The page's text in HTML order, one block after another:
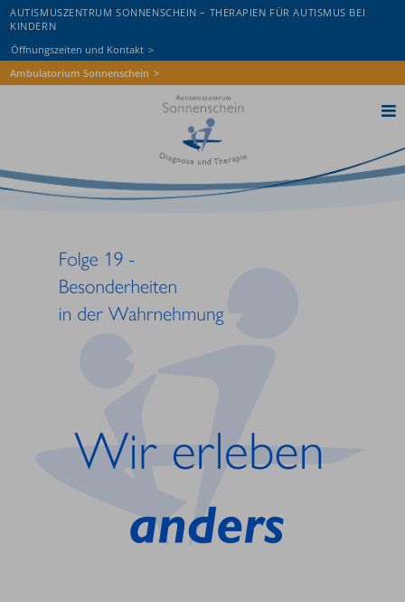
AUTISMUSZENTRUM SONNENSCHEIN – THERAPIEN FÜR AUTISMUS BEI
KINDERN
Öffnungszeiten und Kontakt
Ambulatorium Sonnenschein
AZS St. Pölten
Autismus
Diagnostik
Therapie